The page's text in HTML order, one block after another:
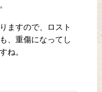
ますので、ロスト
、重傷になってし
ね。